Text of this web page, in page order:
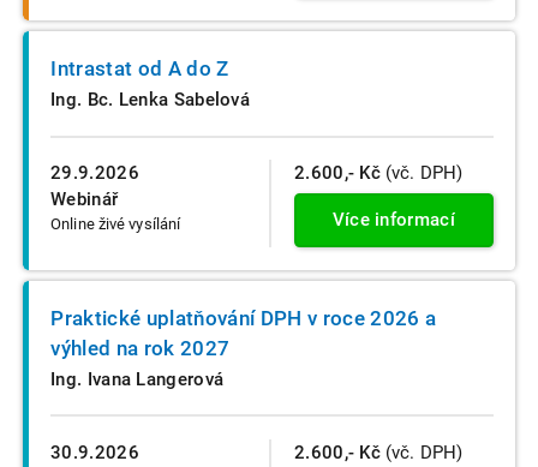
29.9.2026
Webinář
Online živé vysílání
Intrastat od A do Z
Ing. Bc. Lenka Sabelová
2.600,- Kč (vč. DPH)
Více informací
30.9.2026
Praktické uplatňování DPH v roce 2026 a
výhled na rok 2027
Ing. Ivana Langerová
2.600,- Kč (vč. DPH)